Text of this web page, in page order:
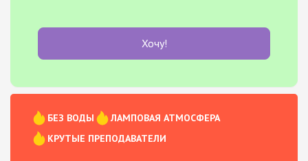
Хочу!
БЕЗ ВОДЫ
ЛАМПОВАЯ АТМОСФЕРА
КРУТЫЕ ПРЕПОДАВАТЕЛИ